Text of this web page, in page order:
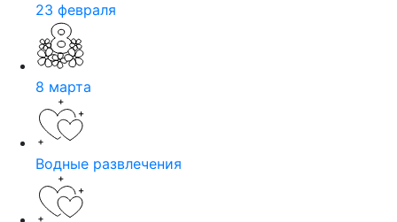
23 февраля
8 марта
Водные развлечения